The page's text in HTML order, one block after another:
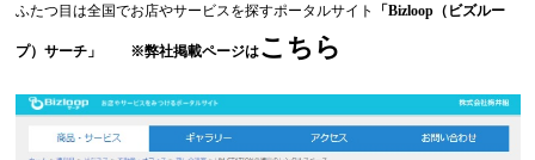
ふたつ目は全国でお店やサービスを探すポータルサイト 「Bizloop（ビズルー
プ）サーチ」 ※弊社掲載ページはこちら